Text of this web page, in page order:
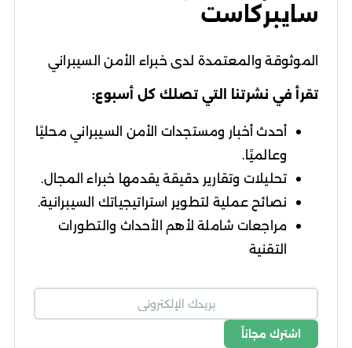
سايبركاست
الموثوقة والمعتمدة لدى خبراء الأمن السيبراني
تقرأ في نشرتنا التي تصلك كل أسبوع:
أحدث أخبار ومستجدات الأمن السيبراني محليًا
وعالميًا.
تحليلات وتقارير دقيقة يقدمها خبراء المجال.
نصائح عملية لتطوير استراتيجياتك السيبرانية.
مراجعات شاملة لأهم الأحداث والتطورات
التقنية
اشترك مجاناً